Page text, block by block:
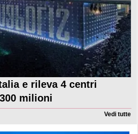
e rileva 4 centri
milioni
Vedi tutte